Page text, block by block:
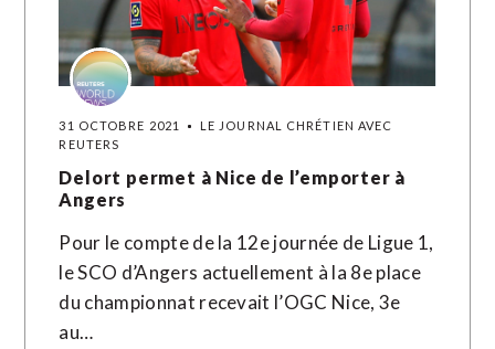
31 OCTOBRE 2021
LE JOURNAL CHRÉTIEN AVEC
REUTERS
Delort permet à Nice de l’emporter à
Angers
Pour le compte de la 12e journée de Ligue 1,
le SCO d’Angers actuellement à la 8e place
du championnat recevait l’OGC Nice, 3e
au…